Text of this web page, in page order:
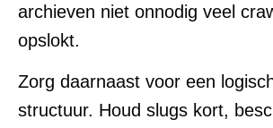
archieven niet onnodig veel
opslokt.
Zorg daarnaast voor een
structuur. Houd slugs kort,